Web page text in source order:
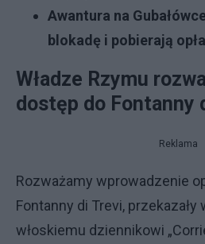
Awantura na
blokadę i pobierają
Władze Rzymu
dostęp do Fontanny
Reklama
Rozważamy wprowadzenie
Fontanny di Trevi, przekazały
włoskiemu dziennikowi